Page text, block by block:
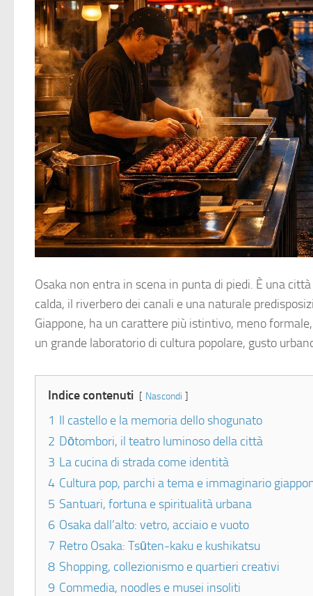
Osaka non entra in scena in punta di piedi. È una
calda, il riverbero dei canali e una naturale
Giappone, ha un carattere più istintivo, meno
un grande laboratorio di cultura popolare, gusto
Indice contenuti Nascondi
1 Il castello e la memoria dello shogunato
2 Dōtombori, il teatro luminoso della città
3 La cucina di strada come identità
4 Cultura pop, parchi a tema e immaginario
5 Santuari, fortuna e spiritualità urbana
6 Osaka dall’alto: vetro, acciaio e vuoto
7 Retro Osaka: Tsūten-kaku e kushikatsu
8 Shopping, collezionismo e quartieri creativi
9 Commedia, noodles e musei insoliti